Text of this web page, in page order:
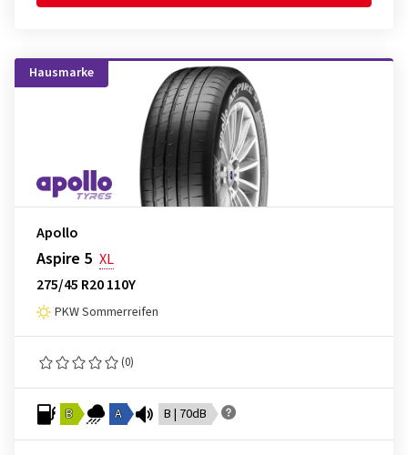
Hausmarke
Apollo
Aspire 5 XL
275/45 R20 110Y
PKW Sommerreifen
(0)
B A B | 70dB